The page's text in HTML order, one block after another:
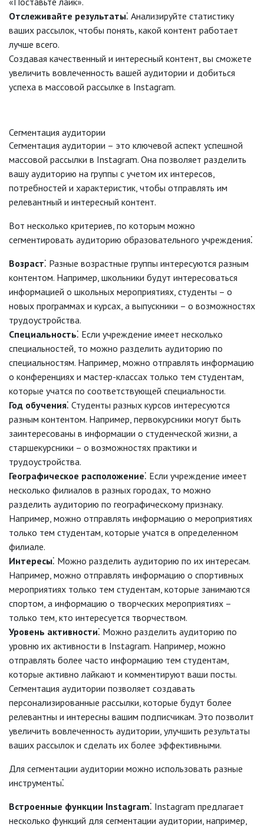
Отслеживайте результаты⁚ Анализируйте статистику
ваших рассылок, чтобы понять, какой контент работает
лучше всего.
Создавая качественный и интересный контент, вы сможете
увеличить вовлеченность вашей аудитории и добиться
успеха в массовой рассылке в Instagram.
Сегментация аудитории
Сегментация аудитории – это ключевой аспект успешной
массовой рассылки в Instagram. Она позволяет разделить
вашу аудиторию на группы с учетом их интересов,
потребностей и характеристик, чтобы отправлять им
релевантный и интересный контент.
Вот несколько критериев, по которым можно
сегментировать аудиторию образовательного учреждения⁚
Возраст⁚ Разные возрастные группы интересуются разным
контентом. Например, школьники будут интересоваться
информацией о школьных мероприятиях, студенты – о
новых программах и курсах, а выпускники – о возможностях
трудоустройства.
Специальность⁚ Если учреждение имеет несколько
специальностей, то можно разделить аудиторию по
специальностям. Например, можно отправлять информацию
о конференциях и мастер-классах только тем студентам,
которые учатся по соответствующей специальности.
Год обучения⁚ Студенты разных курсов интересуются
разным контентом. Например, первокурсники могут быть
заинтересованы в информации о студенческой жизни, а
старшекурсники – о возможностях практики и
трудоустройства.
Географическое расположение⁚ Если учреждение имеет
несколько филиалов в разных городах, то можно
разделить аудиторию по географическому признаку.
Например, можно отправлять информацию о мероприятиях
только тем студентам, которые учатся в определенном
филиале.
Интересы⁚ Можно разделить аудиторию по их интересам.
Например, можно отправлять информацию о спортивных
мероприятиях только тем студентам, которые занимаются
спортом, а информацию о творческих мероприятиях –
только тем, кто интересуется творчеством.
Уровень активности⁚ Можно разделить аудиторию по
уровню их активности в Instagram. Например, можно
отправлять более часто информацию тем студентам,
которые активно лайкают и комментируют ваши посты.
Сегментация аудитории позволяет создавать
персонализированные рассылки, которые будут более
релевантны и интересны вашим подписчикам. Это позволит
увеличить вовлеченность аудитории, улучшить результаты
ваших рассылок и сделать их более эффективными.
Для сегментации аудитории можно использовать разные
инструменты⁚
Встроенные функции Instagram⁚ Instagram предлагает
несколько функций для сегментации аудитории, например,